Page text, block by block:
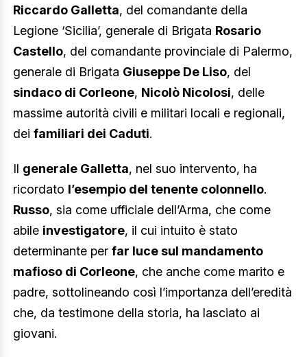
Riccardo Galletta, del comandante della
Legione ‘Sicilia’, generale di Brigata Rosario
Castello, del comandante provinciale di Palermo,
generale di Brigata Giuseppe De Liso, del
sindaco di Corleone, Nicolò Nicolosi, delle
massime autorità civili e militari locali e regionali,
dei familiari dei Caduti.
Il generale Galletta, nel suo intervento, ha
ricordato l’esempio del tenente colonnello.
Russo, sia come ufficiale dell’Arma, che come
abile investigatore, il cui intuito è stato
determinante per far luce sul mandamento
mafioso di Corleone, che anche come marito e
padre, sottolineando così l’importanza dell’eredità
che, da testimone della storia, ha lasciato ai
giovani.